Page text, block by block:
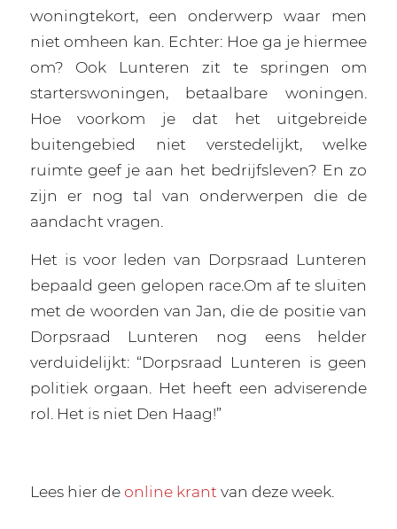
woningtekort, een onderwerp waar men
niet omheen kan. Echter: Hoe ga je hiermee
om? Ook Lunteren zit te springen om
starterswoningen, betaalbare woningen.
Hoe voorkom je dat het uitgebreide
buitengebied niet verstedelijkt, welke
ruimte geef je aan het bedrijfsleven? En zo
zijn er nog tal van onderwerpen die de
aandacht vragen.
Het is voor leden van Dorpsraad Lunteren
bepaald geen gelopen race.Om af te sluiten
met de woorden van Jan, die de positie van
Dorpsraad Lunteren nog eens helder
verduidelijkt: “Dorpsraad Lunteren is geen
politiek orgaan. Het heeft een adviserende
rol. Het is niet Den Haag!”
Lees hier deonline krant van deze week.